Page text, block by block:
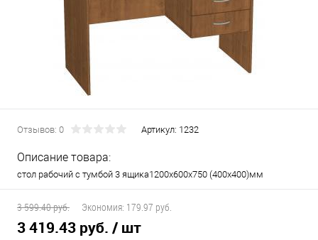
Отзывов: 0 Артикул: 1232
Описание товара:
стол рабочий с тумбой 3 ящика1200х600х750 (400х400)мм
3 599.40 руб. Экономия: 179.97 руб.
3 419.43 руб. / шт